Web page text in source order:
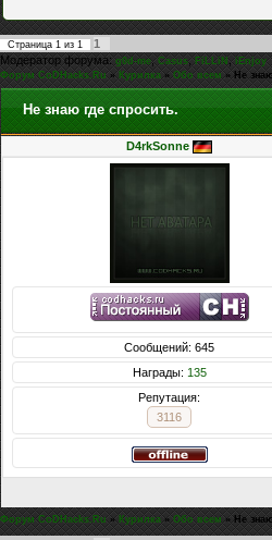
Страница 1 из 1
1
Модератор форума:g0d-me,Casus, FiLLiN,iEnjoy
Форум CoDHacks.Ru » Курилка » Обо всем » Не
Не знаю где спросить.
D4rkSonne
Сообщений: 645
Награды: 135
Репутация:
3116
Форум CoDHacks.Ru » Курилка » Обо всем » Не